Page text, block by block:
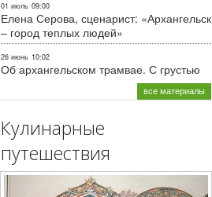
01 июль 09:00
Елена Серова, сценарист: «Архангельск
– город теплых людей»
26 июнь 10:02
Об архангельском трамвае. С грустью
все материалы
Кулинарные
путешествия